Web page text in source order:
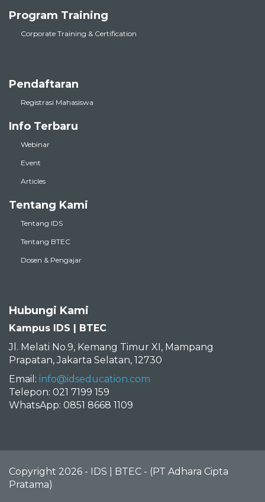
Program Training
Corporate Training & Certification
Pendaftaran
Registrasi Mahasiswa
Info Terbaru
Webinar
Event
Articles
Tentang Kami
Tentang IDS
Tentang BTEC
Dosen & Pengajar
Hubungi Kami
Kampus IDS | BTEC
Jl. Melati No.9, Kemang Timur XI, Mampang
Prapatan, Jakarta Selatan, 12730
Email: info@idseducation.com
Telepon: 021 7199 159
WhatsApp: 0851 8668 1109
Copyright 2026 - IDS | BTEC - (PT Adhara Cipta
Pratama)